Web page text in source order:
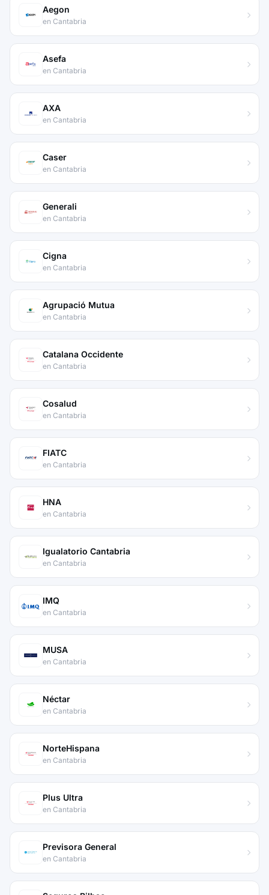
Aegon
en Cantabria
Asefa
en Cantabria
AXA
en Cantabria
Caser
en Cantabria
Generali
en Cantabria
Cigna
en Cantabria
Agrupació Mutua
en Cantabria
Catalana Occidente
en Cantabria
Cosalud
en Cantabria
FIATC
en Cantabria
HNA
en Cantabria
Igualatorio Cantabria
en Cantabria
IMQ
en Cantabria
MUSA
en Cantabria
Néctar
en Cantabria
NorteHispana
en Cantabria
Plus Ultra
en Cantabria
Previsora General
en Cantabria